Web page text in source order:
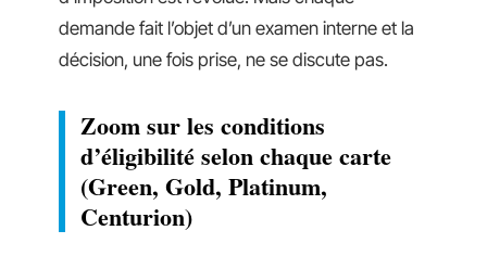
demande fait l’objet d’un examen interne et la
décision, une fois prise, ne se discute pas.
Zoom sur les conditions
d’éligibilité selon chaque carte
(Green, Gold, Platinum,
Centurion)